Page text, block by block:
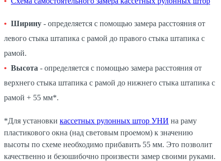
Ширину - определяется с помощью замера расстояния от
левого стыка штапика с рамой до правого стыка штапика с
рамой.
Высота - определяется с помощью замера расстояния от
верхнего стыка штапика с рамой до нижнего стыка штапика с
рамой + 55 мм*.
*Для установки кассетных рулонных штор УНИ на раму
пластикового окна (над световым проемом) к значению
высоты по схеме необходимо прибавить 55 мм. Это позволит
качественно и безошибочно произвести замер своими руками.